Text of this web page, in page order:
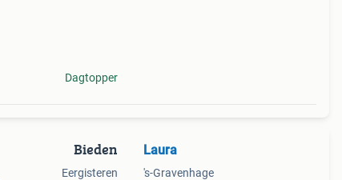
Dagtopper
Bieden
Eergisteren
Laura
's-Gravenhage